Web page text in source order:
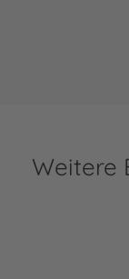
Weitere